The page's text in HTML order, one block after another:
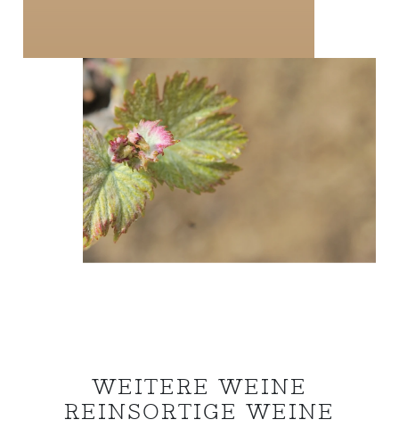
WEITERE WEINE
REINSORTIGE WEINE